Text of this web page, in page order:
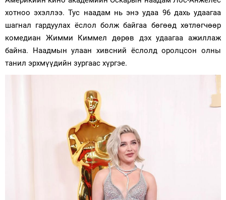
Зурхай
хотноо эхэллээ. Тус наадам нь энэ удаа 96 дахь удаагаа
шагнал гардуулах ёслол болж байгаа бөгөөд хөтлөгчөөр
комедиан Жимми Киммел дөрөв дэх удаагаа ажиллаж
байна. Наадмын улаан хивсний ёслолд оролцсон олны
танил эрхмүүдийн зургаас хүргэе.